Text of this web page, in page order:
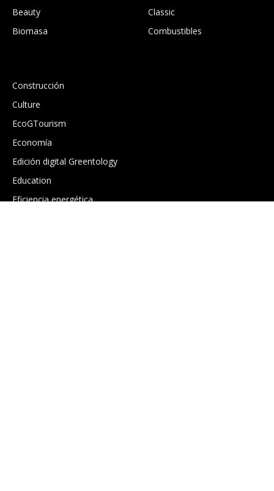
Beauty
Biomasa
Classic
Combustibles
Construcción
Culture
EcoGTourism
Economía
Edición digital Greentology
Education
Eficiencia energética